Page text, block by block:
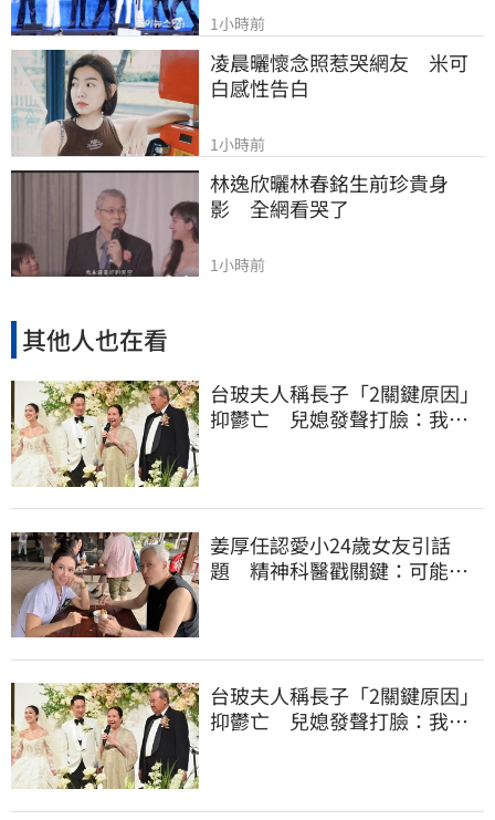
1小時前
凌晨曬懷念照惹哭網友　米可
白感性告白
1小時前
林逸欣曬林春銘生前珍貴身
影　全網看哭了
1小時前
其他人也在看
台玻夫人稱長子「2關鍵原因」
抑鬱亡 兒媳發聲打臉：我從
姜厚任認愛小24歲女友引話
題 精神科醫戳關鍵：可能是
台玻夫人稱長子「2關鍵原因」
抑鬱亡 兒媳發聲打臉：我從